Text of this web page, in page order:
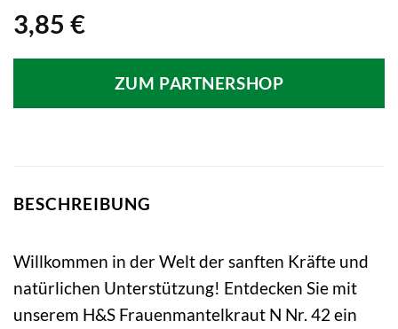
3,85 €
ZUM PARTNERSHOP
BESCHREIBUNG
Willkommen in der Welt der sanften Kräfte und
natürlichen Unterstützung! Entdecken Sie mit
unserem H&S Frauenmantelkraut N Nr. 42 ein